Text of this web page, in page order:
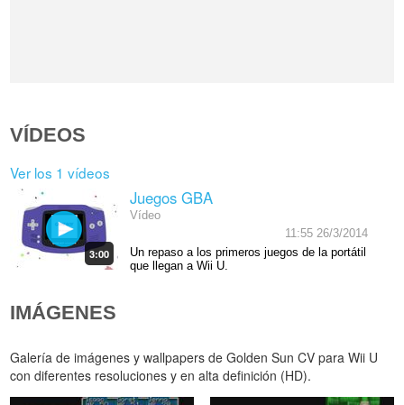
VÍDEOS
Ver los 1 vídeos
3:00
Juegos GBA
Vídeo
11:55 26/3/2014
Un repaso a los primeros juegos de la portátil
que llegan a Wii U.
IMÁGENES
Galería de imágenes y wallpapers de Golden Sun CV para Wii U
con diferentes resoluciones y en alta definición (HD).